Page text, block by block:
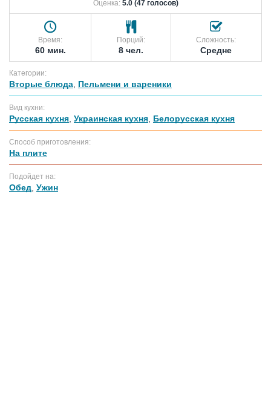
Оценка: 5.0 (47 голосов)
Время:
60 мин.
Порций:
8 чел.
Сложность:
Средне
Категории:
Вторые блюда Пельмени и вареники
Вид кухни:
Русская кухня Украинская кухня Белорусская кухня
Способ приготовления:
На плите
Подойдет на:
Обед Ужин